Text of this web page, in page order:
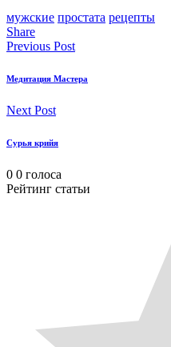
мужские простата рецепты
Share
Previous Post
Медитация Мастера
Next Post
Сурья крийя
0 0 голоса
Рейтинг статьи